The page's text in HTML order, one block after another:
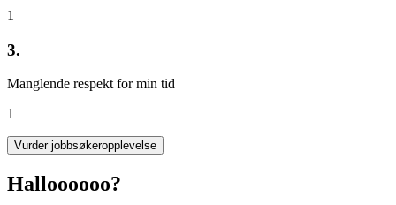
1
3.
Manglende respekt for min tid
1
Vurder jobbsøkeropplevelse
Halloooooo?